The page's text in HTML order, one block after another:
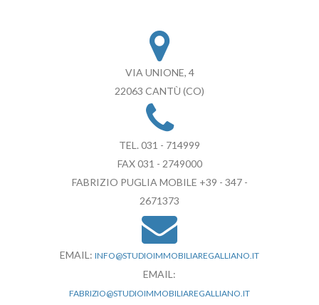
VIA UNIONE, 4
22063 CANTÙ (CO)
TEL. 031 - 714999
FAX 031 - 2749000
FABRIZIO PUGLIA MOBILE +39 - 347 -
2671373
EMAIL: INFO@STUDIOIMMOBILIAREGALLIANO.IT
EMAIL:
FABRIZIO@STUDIOIMMOBILIAREGALLIANO.IT